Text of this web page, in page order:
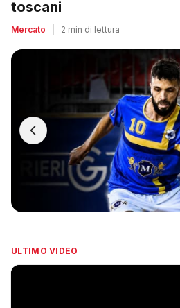
toscani
Mercato 2 min di lettura
ULTIMO VIDEO